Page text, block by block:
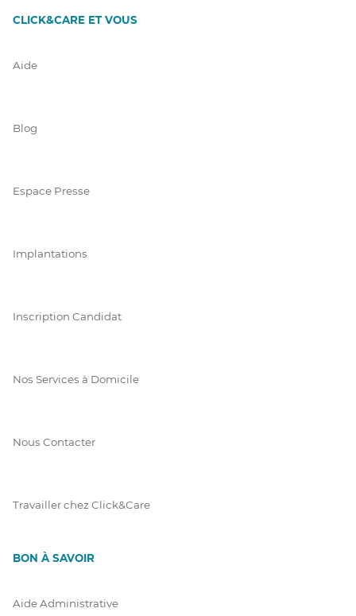
CLICK&CARE ET VOUS
Aide
Blog
Espace Presse
Implantations
Inscription Candidat
Nos Services à Domicile
Nous Contacter
Travailler chez Click&Care
BON À SAVOIR
Aide Administrative